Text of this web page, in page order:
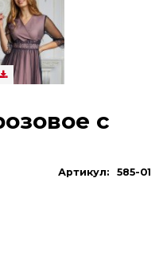
с
Артикул: 585-01